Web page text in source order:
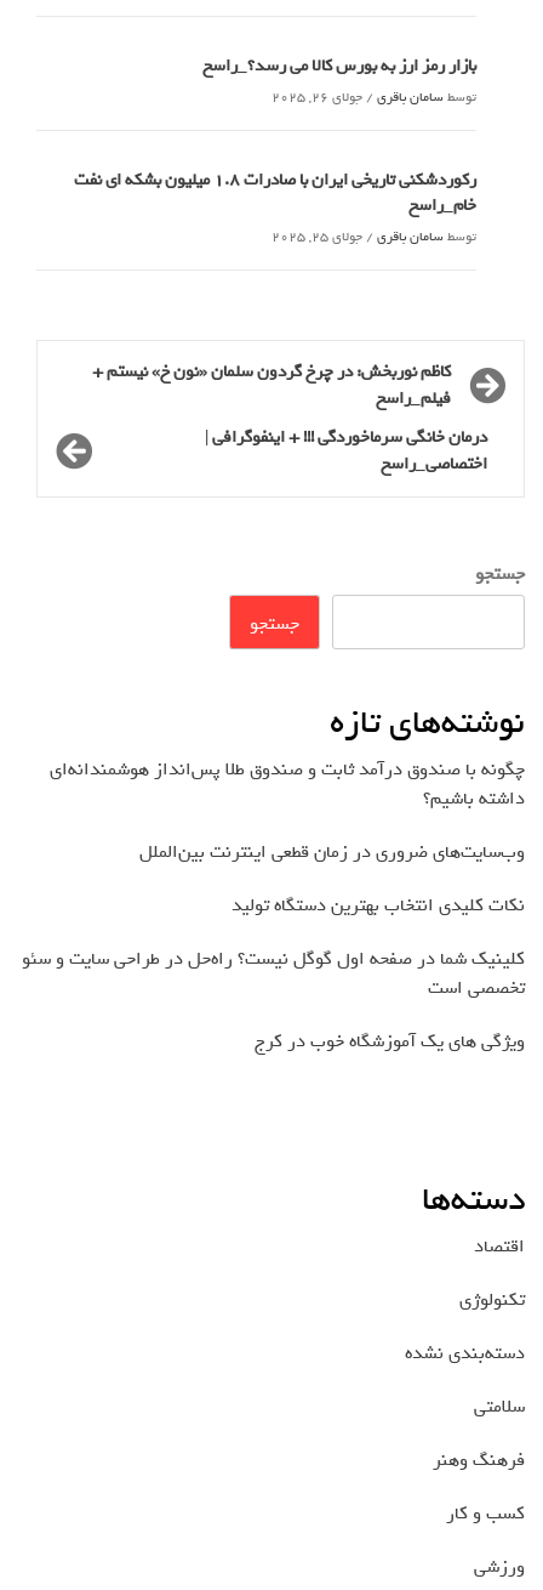
بازار رمز ارز به بورس کالا می رسد؟_راسخ
توسطسامان باقری / جولای 26, 2025
رکوردشکنی تاریخی ایران با صادرات 1.8 میلیون بشکه ای نفت
خام_راسخ
توسطسامان باقری / جولای 25, 2025
کاظم نوربخش: در چرخ گردون سلمان «نون خ» نیستم +
فیلم_راسخ
درمان خانگی سرماخوردگی !!! + اینفوگرافی |
اختصاصی_راسخ
جستجو
جستجو
نوشته‌های تازه
چگونه با صندوق درآمد ثابت و صندوق طلا پس‌انداز هوشمندانه‌ای
داشته باشیم؟
وب‌سایت‌های ضروری در زمان قطعی اینترنت بین‌الملل
نکات کلیدی انتخاب بهترین دستگاه تولید
کلینیک شما در صفحه اول گوگل نیست؟ راه‌حل در طراحی سایت و سئو
تخصصی است
ویژگی های یک آموزشگاه خوب در کرج
دسته‌ها
اقتصاد
تکنولوژی
دسته‌بندی نشده
سلامتی
فرهنگ وهنر
کسب و کار
ورزشی